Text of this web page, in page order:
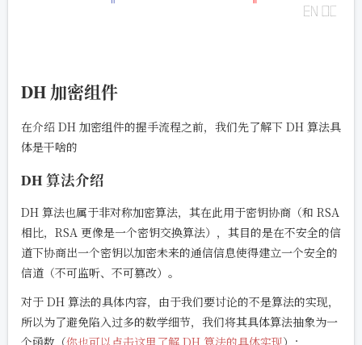
DH 加密组件
在介绍 DH 加密组件的握手流程之前，我们先了解下 DH 算法具
体是干啥的
DH 算法介绍
DH 算法也属于非对称加密算法，其在此用于密钥协商（和 RSA
相比，RSA 更像是一个密钥交换算法），其目的是在不安全的信
道下协商出一个密钥以加密未来的通信信息使得建立一个安全的
信道（不可监听、不可篡改）。
对于 DH 算法的具体内容，由于我们要讨论的不是算法的实现，
所以为了避免陷入过多的数学细节，我们将其具体算法抽象为一